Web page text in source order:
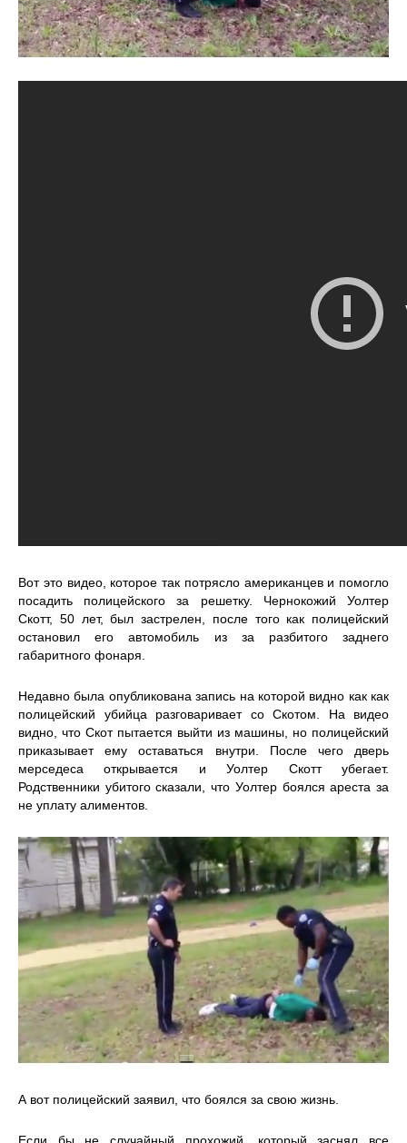
Вот это видео, которое так потрясло американцев и помогло
посадить полицейского за решетку. Чернокожий Уолтер
Скотт, 50 лет, был застрелен, после того как полицейский
остановил его автомобиль из за разбитого заднего
габаритного фонаря.
Недавно была опубликована запись на которой видно как как
полицейский убийца разговаривает со Скотом. На видео
видно, что Скот пытается выйти из машины, но полицейский
приказывает ему оставаться внутри. После чего дверь
мерседеса открывается и Уолтер Скотт убегает.
Родственники убитого сказали, что Уолтер боялся ареста за
не уплату алиментов.
А вот полицейский заявил, что боялся за свою жизнь.